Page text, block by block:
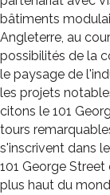
bâtiments
Angleterre, au
possibilités de la
le paysage de
les projets
citons le 101
tours
s'inscrivent dans
101 George
plus haut du